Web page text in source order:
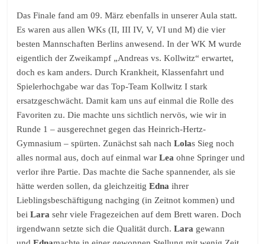
Das Finale fand am 09. März ebenfalls in unserer Aula statt.
Es waren aus allen WKs (II, III IV, V, VI und M) die vier
besten Mannschaften Berlins anwesend. In der WK M wurde
eigentlich der Zweikampf „Andreas vs. Kollwitz“ erwartet,
doch es kam anders. Durch Krankheit, Klassenfahrt und
Spielerhochgabe war das Top-Team Kollwitz I stark
ersatzgeschwächt. Damit kam uns auf einmal die Rolle des
Favoriten zu. Die machte uns sichtlich nervös, wie wir in
Runde 1 – ausgerechnet gegen das Heinrich-Hertz-
Gymnasium – spürten. Zunächst sah nachLolas Sieg noch
alles normal aus, doch auf einmal warLea ohne Springer und
verlor ihre Partie. Das machte die Sache spannender, als sie
hätte werden sollen, da gleichzeitigEdna ihrer
Lieblingsbeschäftigung nachging (in Zeitnot kommen) und
beiLara sehr viele Fragezeichen auf dem Brett waren. Doch
irgendwann setzte sich die Qualität durch.Lara gewann